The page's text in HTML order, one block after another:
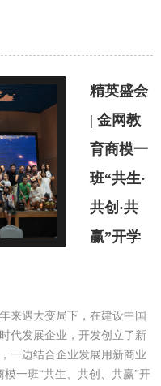
精英盛会
| 金网教
育商模一
班“共生·
共创·共
赢”开学
来遇大变局下，在建设中国
代发展企业，开发创立了新
一边结合企业发展用新商业
一班“共生、共创、共赢”开